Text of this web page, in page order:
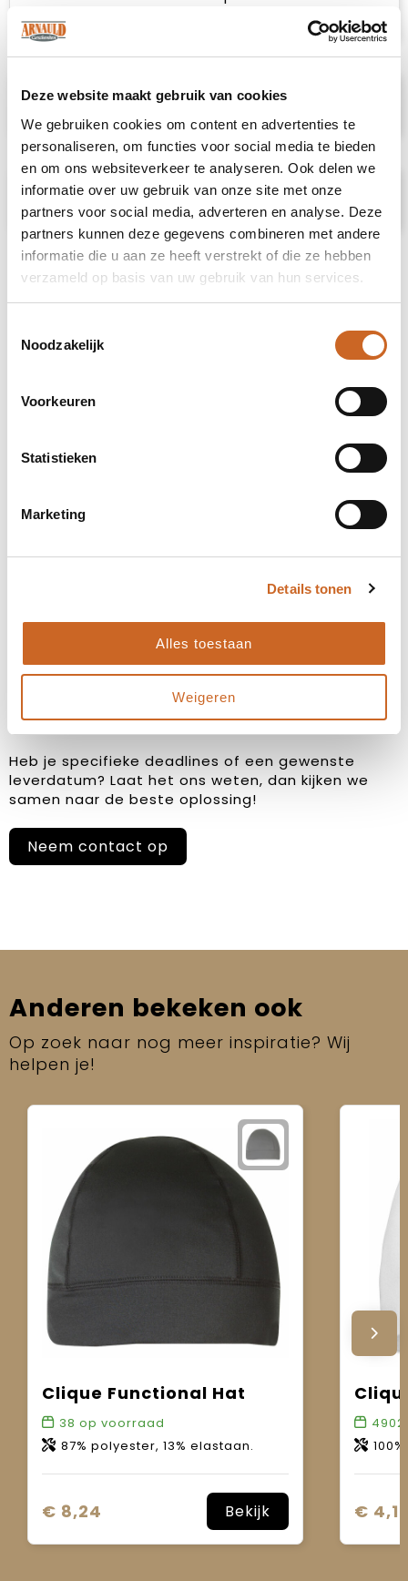
Deze website maakt gebruik van cookies
We gebruiken cookies om content en advertenties te
personaliseren, om functies voor social media te bieden
en om ons websiteverkeer te analyseren. Ook delen we
informatie over uw gebruik van onze site met onze
partners voor social media, adverteren en analyse. Deze
partners kunnen deze gegevens combineren met andere
informatie die u aan ze heeft verstrekt of die ze hebben
verzameld op basis van uw gebruik van hun services.
Noodzakelijk
Voorkeuren
Statistieken
Marketing
Details tonen
Alles toestaan
Weigeren
Specificaties
Prijsspecificaties
Levertijden in overleg
hanteren we geen vaste levertijden, maar
stemmen we deze altijd in overleg met jou af. Zo
zorgen we ervoor dat de planning aansluit op jouw
bijzonderheden of spoedaanvragen tijdig
bespreken.
Heb je specifieke deadlines of een gewenste
leverdatum? Laat het ons weten, dan kijken we
samen naar de beste oplossing!
Neem contact op
Anderen bekeken ook
Op zoek naar nog meer inspiratie? Wij
helpen je!
Clique Functional Hat
38 op voorraad
87% polyester, 13% elastaan.
€ 8,24 Bekijk
100%
€